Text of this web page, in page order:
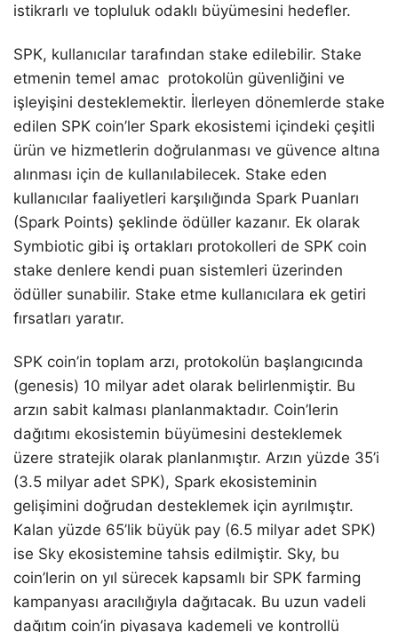
istikrarlı ve topluluk odaklı büyümesini hedefler.
SPK, kullanıcılar tarafından stake edilebilir. Stake
etmenin temel amac protokolün güvenliğini ve
işleyişini desteklemektir. İlerleyen dönemlerde stake
edilen SPK coin’ler Spark ekosistemi içindeki çeşitli
ürün ve hizmetlerin doğrulanması ve güvence altına
alınması için de kullanılabilecek. Stake eden
kullanıcılar faaliyetleri karşılığında Spark Puanları
(Spark Points) şeklinde ödüller kazanır. Ek olarak
Symbiotic gibi iş ortakları protokolleri de SPK coin
stake denlere kendi puan sistemleri üzerinden
ödüller sunabilir. Stake etme kullanıcılara ek getiri
fırsatları yaratır.
SPK coin’in toplam arzı, protokolün başlangıcında
(genesis) 10 milyar adet olarak belirlenmiştir. Bu
arzın sabit kalması planlanmaktadır. Coin’lerin
dağıtımı ekosistemin büyümesini desteklemek
üzere stratejik olarak planlanmıştır. Arzın yüzde 35’i
(3.5 milyar adet SPK), Spark ekosisteminin
gelişimini doğrudan desteklemek için ayrılmıştır.
Kalan yüzde 65’lik büyük pay (6.5 milyar adet SPK)
ise Sky ekosistemine tahsis edilmiştir. Sky, bu
coin’lerin on yıl sürecek kapsamlı bir SPK farming
kampanyası aracılığıyla dağıtacak. Bu uzun vadeli
dağıtım coin’in piyasaya kademeli ve kontrollü